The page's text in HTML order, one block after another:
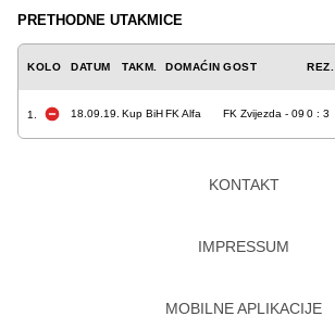
PRETHODNE UTAKMICE
KOLO DATUM TAKM. DOMAĆIN GOST REZ.
1. 18.09.19. Kup BiHFK Alfa FK Zvijezda - 09 0 : 3
KONTAKT
IMPRESSUM
MOBILNE APLIKACIJE